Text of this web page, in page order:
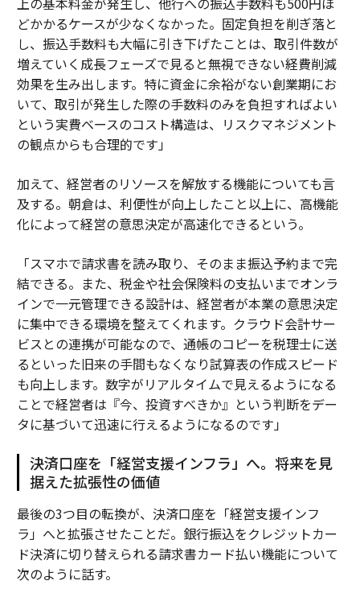
どかかるケースが少なくなかった。固定負担を削ぎ落と
し、振込手数料も大幅に引き下げたことは、取引件数が
増えていく成長フェーズで見ると無視できない経費削減
効果を生み出します。特に資金に余裕がない創業期にお
いて、取引が発生した際の手数料のみを負担すればよい
という実費ベースのコスト構造は、リスクマネジメント
の観点からも合理的です」
加えて、経営者のリソースを解放する機能についても言
及する。朝倉は、利便性が向上したこと以上に、高機能
化によって経営の意思決定が高速化できるという。
「スマホで請求書を読み取り、そのまま振込予約まで完
結できる。また、税金や社会保険料の支払いまでオンラ
インで一元管理できる設計は、経営者が本業の意思決定
に集中できる環境を整えてくれます。クラウド会計サー
ビスとの連携が可能なので、通帳のコピーを税理士に送
るといった旧来の手間もなくなり試算表の作成スピード
も向上します。数字がリアルタイムで見えるようになる
ことで経営者は『今、投資すべきか』という判断をデー
タに基づいて迅速に行えるようになるのです」
決済口座を「経営支援インフラ」へ。将来を見
据えた拡張性の価値
最後の3つ目の転換が、決済口座を「経営支援インフ
ラ」へと拡張させたことだ。銀行振込をクレジットカー
ド決済に切り替えられる請求書カード払い機能について
次のように話す。